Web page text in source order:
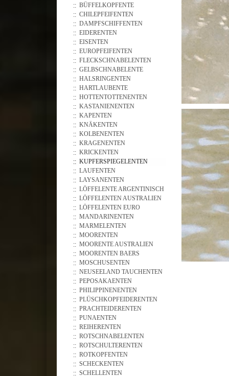
BÜFFELKOPFENTE
CHILEPFEIFENTEN
DAMPFSCHIFFENTEN
EIDERENTEN
EISENTEN
EUROPFEIFENTEN
FLECKSCHNABELENTEN
GELBSCHNABELENTE
HALSRINGENTEN
HARTLAUBENTE
HOTTENTOTTENENTEN
KASTANIENENTEN
KAPENTEN
KNÄKENTEN
KOLBENENTEN
KRAGENENTEN
KRICKENTEN
KUPFERSPIEGELENTEN
LAUFENTEN
LAYSANENTEN
LÖFFELENTE ARGENTINISCH
LÖFFELENTEN AUSTRALIEN
LÖFFELENTEN EURO
MANDARINENTEN
MARMELENTEN
MOORENTEN
MOORENTE AUSTRALIEN
MOORENTEN BAERS
MOSCHUSENTEN
NEUSEELAND TAUCHENTEN
PEPOSAKAENTEN
PHILIPPINENENTEN
PLÜSCHKOPFEIDERENTEN
PRACHTEIDERENTEN
PUNAENTEN
REIHERENTEN
ROTSCHNABELENTEN
ROTSCHULTERENTEN
ROTKOPFENTEN
SCHECKENTEN
SCHELLENTEN